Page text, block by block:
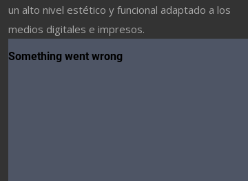
un alto nivel estético y funcional adaptado a los
medios digitales e impresos.